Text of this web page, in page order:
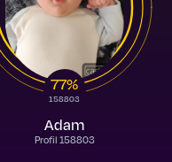
77%
158803
Adam
Profil 158803